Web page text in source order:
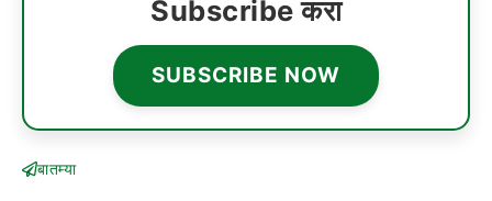
Subscribe करा
SUBSCRIBE NOW
बातम्या